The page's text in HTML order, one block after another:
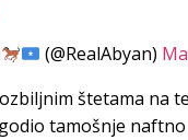
(@RealAbyan)
štetama na
tamošnje